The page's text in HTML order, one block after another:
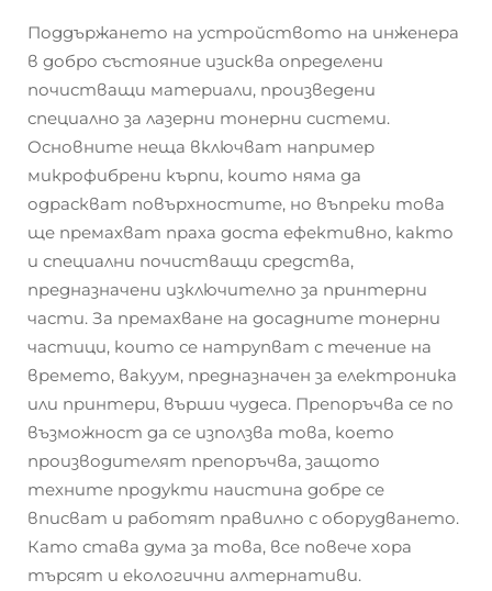
Поддържането на устройството на инженера
в добро състояние изисква определени
почистващи материали, произведени
специално за лазерни тонерни системи.
Основните неща включват например
микрофибрени кърпи, които няма да
одраскват повърхностите, но въпреки това
ще премахват праха доста ефективно, както
и специални почистващи средства,
предназначени изключително за принтерни
части. За премахване на досадните тонерни
частици, които се натрупват с течение на
времето, вакуум, предназначен за електроника
или принтери, върши чудеса. Препоръчва се по
възможност да се използва това, което
производителят препоръчва, защото
техните продукти наистина добре се
вписват и работят правилно с оборудването.
Като става дума за това, все повече хора
търсят и екологични алтернативи.